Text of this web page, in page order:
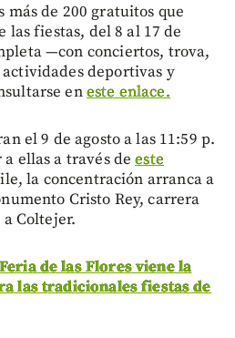
más de 200 gratuitos que
las fiestas, del 8 al 17 de
—con conciertos, trova,
deportivas y
eneste enlace.
el 9 de agosto a las 11:59 p.
a ellas a través deeste
la concentración arranca a
Cristo Rey, carrera
Coltejer.
de las Flores viene la
las tradicionales fiestas de